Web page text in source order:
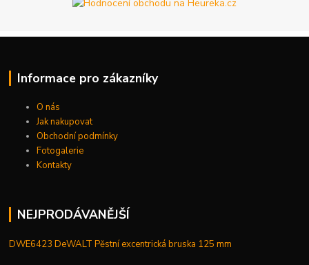
Informace pro zákazníky
O nás
Jak nakupovat
Obchodní podmínky
Fotogalerie
Kontakty
NEJPRODÁVANĚJŠÍ
DWE6423 DeWALT Pěstní excentrická bruska 125 mm